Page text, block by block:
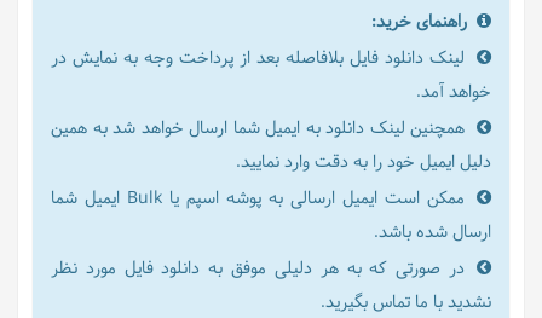
راهنمای خرید:
لینک دانلود فایل بلافاصله بعد از پرداخت وجه به نمایش در
خواهد آمد.
همچنین لینک دانلود به ایمیل شما ارسال خواهد شد به همین
دلیل ایمیل خود را به دقت وارد نمایید.
ممکن است ایمیل ارسالی به پوشه اسپم یا Bulk ایمیل شما
ارسال شده باشد.
در صورتی که به هر دلیلی موفق به دانلود فایل مورد نظر
نشدید با ما تماس بگیرید.